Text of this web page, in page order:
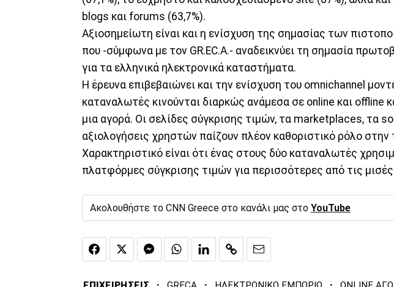
blogs και forums (63,7%).
Αξιοσημείωτη είναι και η ενίσχυση της σημασίας των
που -σύμφωνα με τον GR.EC.A.- αναδεικνύει τη σημασία
για τα ελληνικά ηλεκτρονικά καταστήματα.
Η έρευνα επιβεβαιώνει και την ενίσχυση του omnichannel
καταναλωτές κινούνται διαρκώς ανάμεσα σε online και offline
μια αγορά. Οι σελίδες σύγκρισης τιμών, τα marketplaces, τα
αξιολογήσεις χρηστών παίζουν πλέον καθοριστικό ρόλο
Χαρακτηριστικό είναι ότι ένας στους δύο καταναλωτές
πλατφόρμες σύγκρισης τιμών για περισσότερες από τις
Ακολουθήστε το CNN Greece στο κανάλι μας στο YouTube